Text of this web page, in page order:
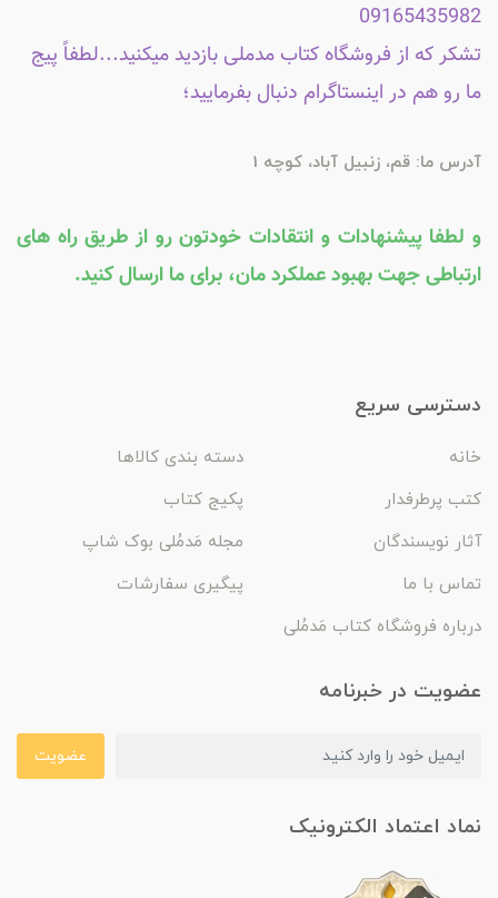
09165435982
تشکر که از فروشگاه کتاب مدملی بازدید میکنید...لطفاً پیج
ما رو هم در اینستاگرام دنبال بفرمایید؛
آدرس ما: قم، زنبیل آباد، کوچه 1
و لطفا پیشنهادات و انتقادات خودتون رو از طریق راه های
ارتباطی جهت بهبود عملکرد مان، برای ما ارسال کنید.
دسترسی سریع
خانه
دسته بندی کالاها
کتب پرطرفدار
پکیج کتاب
آثار نویسندگان
مجله مَدمُلی بوک شاپ
تماس با ما
پیگیری سفارشات
درباره فروشگاه کتاب مَدمُلی
عضویت در خبرنامه
عضویت
نماد اعتماد الکترونیک